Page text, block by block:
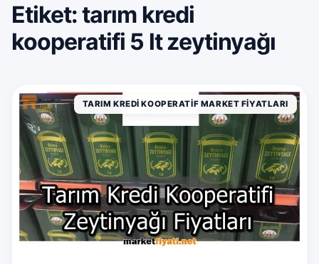
Etiket:tarım kredi
kooperatifi 5 lt zeytinyağı
TARIM KREDI KOOPERATIF MARKET FIYATLARI